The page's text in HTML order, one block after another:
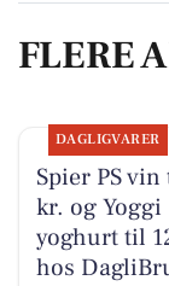
FLERE
DAGLIGVARER
Spier PS
kr. og Yoggi
yoghurt til
hos